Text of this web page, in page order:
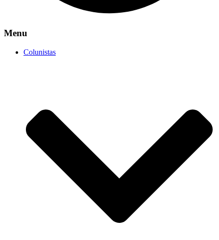
Menu
Colunistas